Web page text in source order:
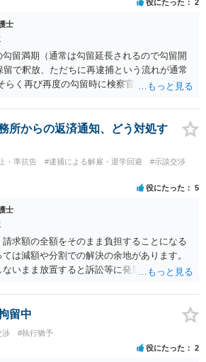
役にたった 2
士
留満期（通常は勾留延長されるので勾留開
で釈放、ただちに再逮捕という流れが通常
らく再び再度の勾留時に検察官が接見禁止を
所からの返済通知、どう対処す
・準抗告 #逮捕による解雇・退学回避
#示談交渉
役にたった 5
士
請求額の全額をそのまま負担することになる
は減額や分割での解決の余地があります。
いまま放置すると訴訟等に発展してしまう
留中
渉 #執行猶予
役にたった 2